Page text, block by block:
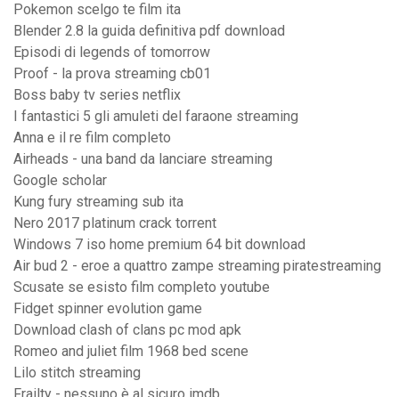
Pokemon scelgo te film ita
Blender 2.8 la guida definitiva pdf download
Episodi di legends of tomorrow
Proof - la prova streaming cb01
Boss baby tv series netflix
I fantastici 5 gli amuleti del faraone streaming
Anna e il re film completo
Airheads - una band da lanciare streaming
Google scholar
Kung fury streaming sub ita
Nero 2017 platinum crack torrent
Windows 7 iso home premium 64 bit download
Air bud 2 - eroe a quattro zampe streaming piratestreaming
Scusate se esisto film completo youtube
Fidget spinner evolution game
Download clash of clans pc mod apk
Romeo and juliet film 1968 bed scene
Lilo stitch streaming